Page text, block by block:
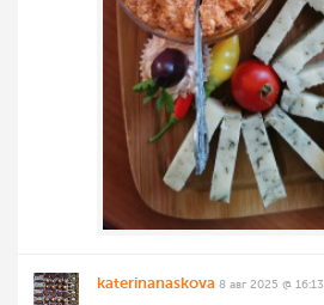
katerinanaskova 8 авг 2025 @ 16:13